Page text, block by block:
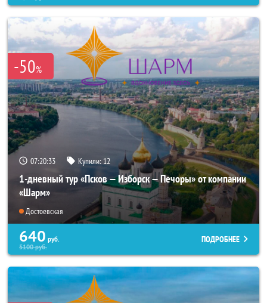
-50%
07:20:31 Купили: 12
1-дневный тур «Псков — Изборск — Печоры» от компании
«Шарм»
Достоевская
640 руб.
5100руб.
ПОДРОБНЕЕ